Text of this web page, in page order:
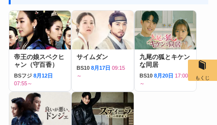
帝王の娘スベクヒ
ャン（守百香）
BSフジ 8月12日
07:55～
サイムダン
BS10 8月17日 09:15
～
九尾の狐とキケン
な同居
BS10 8月20日 17:00
～
もくじ